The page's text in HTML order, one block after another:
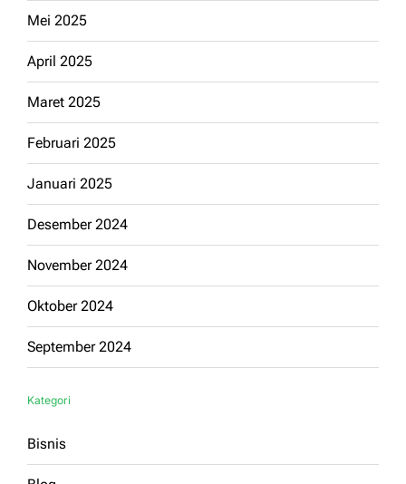
Mei 2025
April 2025
Maret 2025
Februari 2025
Januari 2025
Desember 2024
November 2024
Oktober 2024
September 2024
Kategori
Bisnis